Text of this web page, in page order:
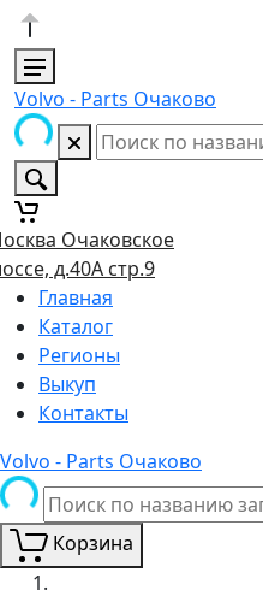
Volvo - Parts Очаково
Очаковское
д.40А стр.9
Главная
Каталог
Регионы
Выкуп
Контакты
Volvo - Parts Очаково
Корзина